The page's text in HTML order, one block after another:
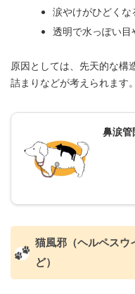
涙やけがひどくな
透明で水っぽい目
原因としては、先天的な構
詰まりなどが考えられます。
鼻涙管
猫風邪（ヘルペスウ
ど）